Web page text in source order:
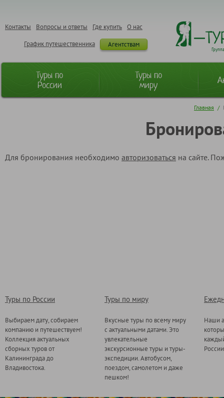
О нас
Где купить
Вопросы и ответы
Контакты
Агентствам
График путешественника
Туры по
России
Туры по
миру
Главная /
Для бронирования необходимо авторизоваться на сайте.
Туры по России
Выбираем дату, собираем
компанию и путешествуем!
Коллекция актуальных
сборных туров от
Калининграда до
Владивостока.
Туры по миру
Вкусные туры по всему миру
с актуальными датами. Это
увлекательные
экскурсионные туры и туры-
экспедиции. Автобусом,
поездом, самолетом и даже
пешком!
Наши